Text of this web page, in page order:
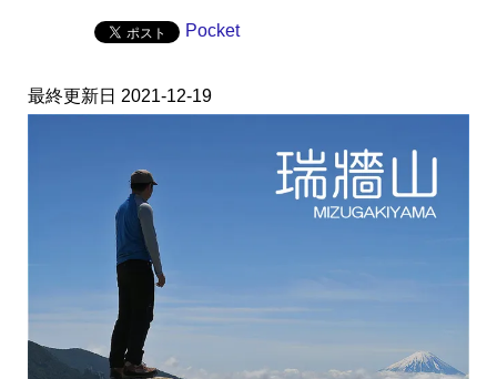
Pocket
最終更新日 2021-12-19